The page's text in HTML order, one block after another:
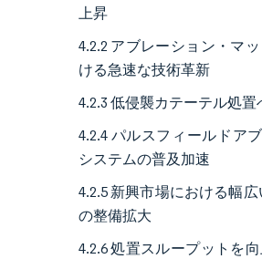
上昇
4.2.2 アブレーション・マ
ける急速な技術革新
4.2.3 低侵襲カテーテル処置
4.2.4 パルスフィールドア
システムの普及加速
4.2.5 新興市場における幅
の整備拡大
4.2.6 処置スループットを